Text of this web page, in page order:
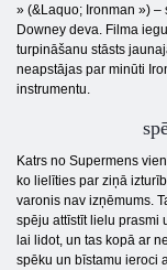
» (&Laquo; Ironman ») –
Downey deva. Filma
turpināšanu stāsts
neapstājas par minūti
instrumentu.
Katrs no Supermens
ko lielīties par ziņā
varonis nav izņēmums.
spēju attīstīt lielu prasmi
lai lidot, un tas kopā ar
spēku un bīstamu ieroci